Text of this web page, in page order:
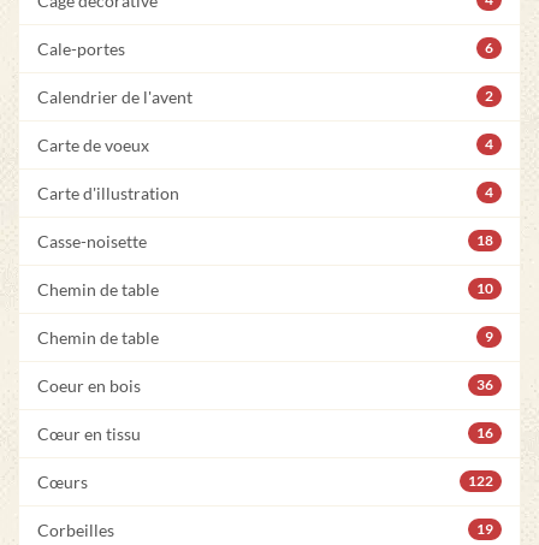
Cale-portes 6
Calendrier de l'avent 2
Carte de voeux 4
Carte d'illustration 4
Casse-noisette 18
Chemin de table 10
Chemin de table 9
Coeur en bois 36
Cœur en tissu 16
Cœurs 122
Corbeilles 19